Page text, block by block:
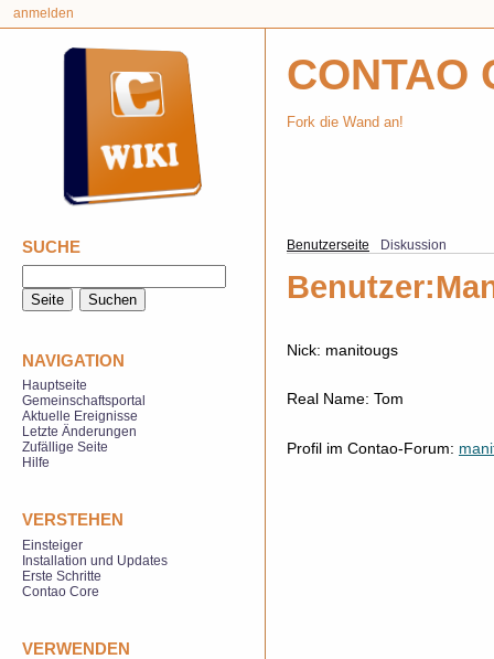
Nick: manitougs
Real Name: Tom
Profil im Contao-Forum:
Benutzerseite Diskussion
anmelden
CONTAO
Fork die Wand an!
SUCHE
NAVIGATION
Hauptseite
Gemeinschaftsportal
Aktuelle Ereignisse
Letzte Änderungen
Zufällige Seite
Hilfe
VERSTEHEN
Einsteiger
Installation und Updates
Erste Schritte
Contao Core
VERWENDEN